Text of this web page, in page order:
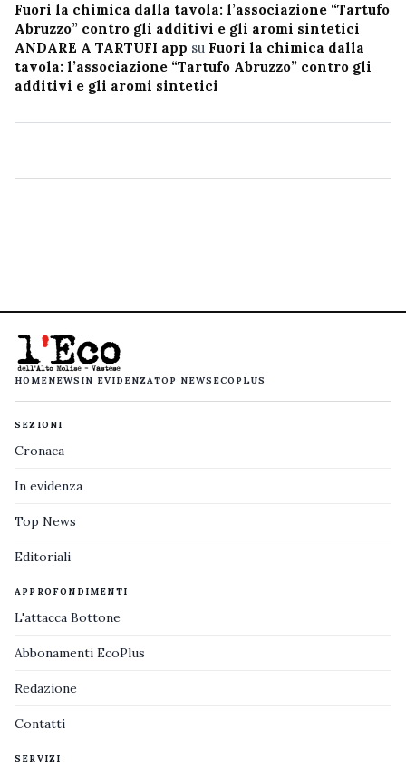
Fuori la chimica dalla tavola: l’associazione “Tartufo
Abruzzo” contro gli additivi e gli aromi sintetici
ANDARE A TARTUFI app su Fuori la chimica dalla
tavola: l’associazione “Tartufo Abruzzo” contro gli
additivi e gli aromi sintetici
HOMENEWS IN EVIDENZATOP NEWS ECOPLUS
SEZIONI
Cronaca
In evidenza
Top News
Editoriali
APPROFONDIMENTI
L'attacca Bottone
Abbonamenti EcoPlus
Redazione
Contatti
SERVIZI